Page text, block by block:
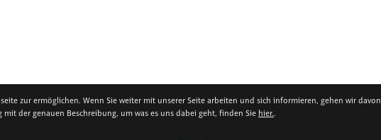
zur ermöglichen. Wenn Sie weiter mit unserer Seite arbeiten und sich informieren, gehen wir davon
der genauen Beschreibung, um was es uns dabei geht, finden Sie hier..